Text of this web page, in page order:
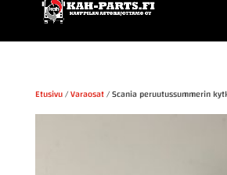
Etusivu/Varaosat/ Scania peruutussummerin